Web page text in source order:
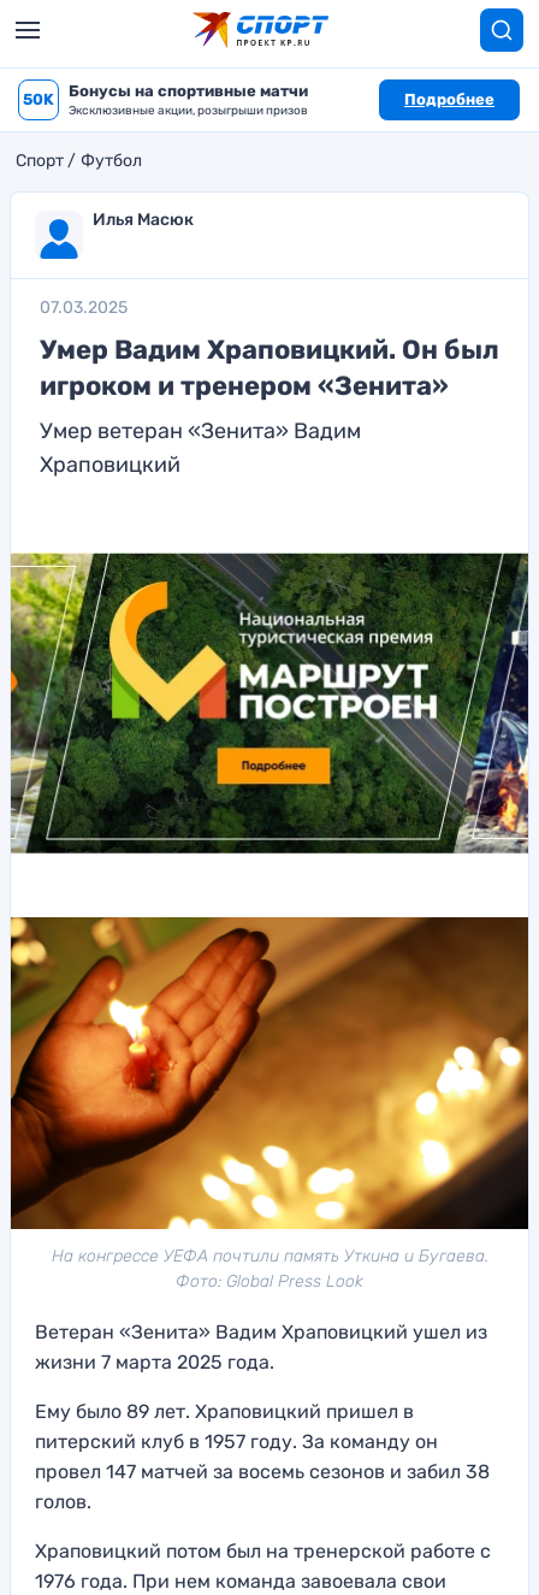
50K Бонусы на спортивные матчи
Эксклюзивные акции, розыгрыши призов
Подробнее
Спорт Футбол
Илья Масюк
07.03.2025
Умер Вадим Храповицкий. Он был
игроком и тренером «Зенита»
Умер ветеран «Зенита» Вадим
Храповицкий
На конгрессе УЕФА почтили память Уткина и Бугаева.
Фото: Global Press Look
Ветеран «Зенита» Вадим Храповицкий ушел из
жизни 7 марта 2025 года.
Ему было 89 лет. Храповицкий пришел в
питерский клуб в 1957 году. За команду он
провел 147 матчей за восемь сезонов и забил 38
голов.
Храповицкий потом был на тренерской работе с
1976 года. При нем команда завоевала свои